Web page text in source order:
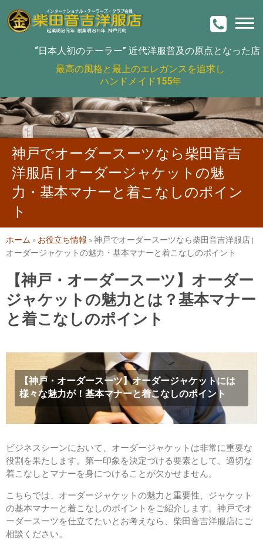
“日本人初のテーラー” 近代洋服普及の原点となった店
最高の風格と最上のエレガンスを追求し
ハンドメイド155年
神戸でオーダースーツなら柴田音吉
洋服店 | オーダージャケットの魅
力・基本マナーと着こなしのポイン
ト
ホーム » お役立ち情報 »神戸でオーダースーツなら柴田音吉洋服店 |
オーダージャケットの魅力・基本マナーと着こなしのポイント
【神戸・オーダースーツ】オーダー
ジャケットの魅力とは？基本マナー
と着こなしのポイント
【神戸・オーダースーツ】オーダージャケットには
様々な魅力が！基本マナーと着こなしのポイント
ビジネスシーンにおいて、オーダージャケットは非常に重要な
役割を果たします。第一印象を決定づける要素として、適切な
着こなしとマナーを身につけることが欠かせません。
こちらでは、オーダージャケットの魅力と重要性、ジャケット
の基本マナーと着こなしのポイントをご紹介します。神戸でオ
ーダースーツを仕立てたいとお考えなら、柴田音吉洋服店にご
相談ください。